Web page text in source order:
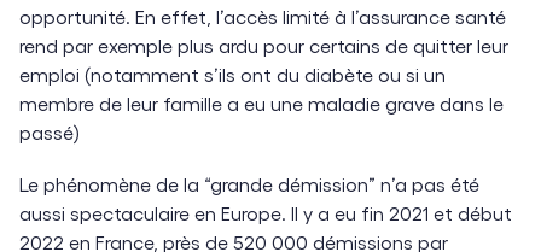
opportunité. En effet, l’accès limité à l’assurance santé
rend par exemple plus ardu pour certains de quitter leur
emploi (notamment s’ils ont du diabète ou si un
membre de leur famille a eu une maladie grave dans le
passé)
Le phénomène de la “grande démission” n’a pas été
aussi spectaculaire en Europe. Il y a eu fin 2021 et début
2022 en France, près de 520 000 démissions par